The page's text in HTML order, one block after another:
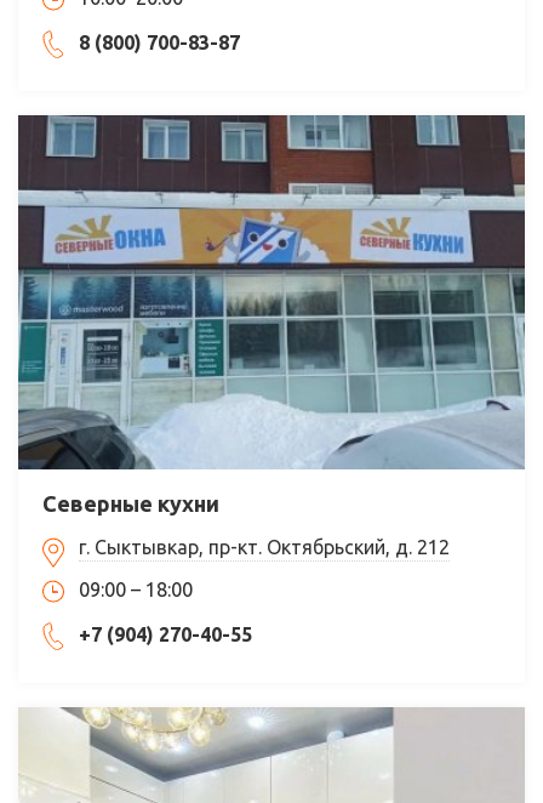
8 (800) 700-83-87
Северные кухни
г. Сыктывкар, пр-кт. Октябрьский, д. 212
09:00 – 18:00
+7 (904) 270-40-55